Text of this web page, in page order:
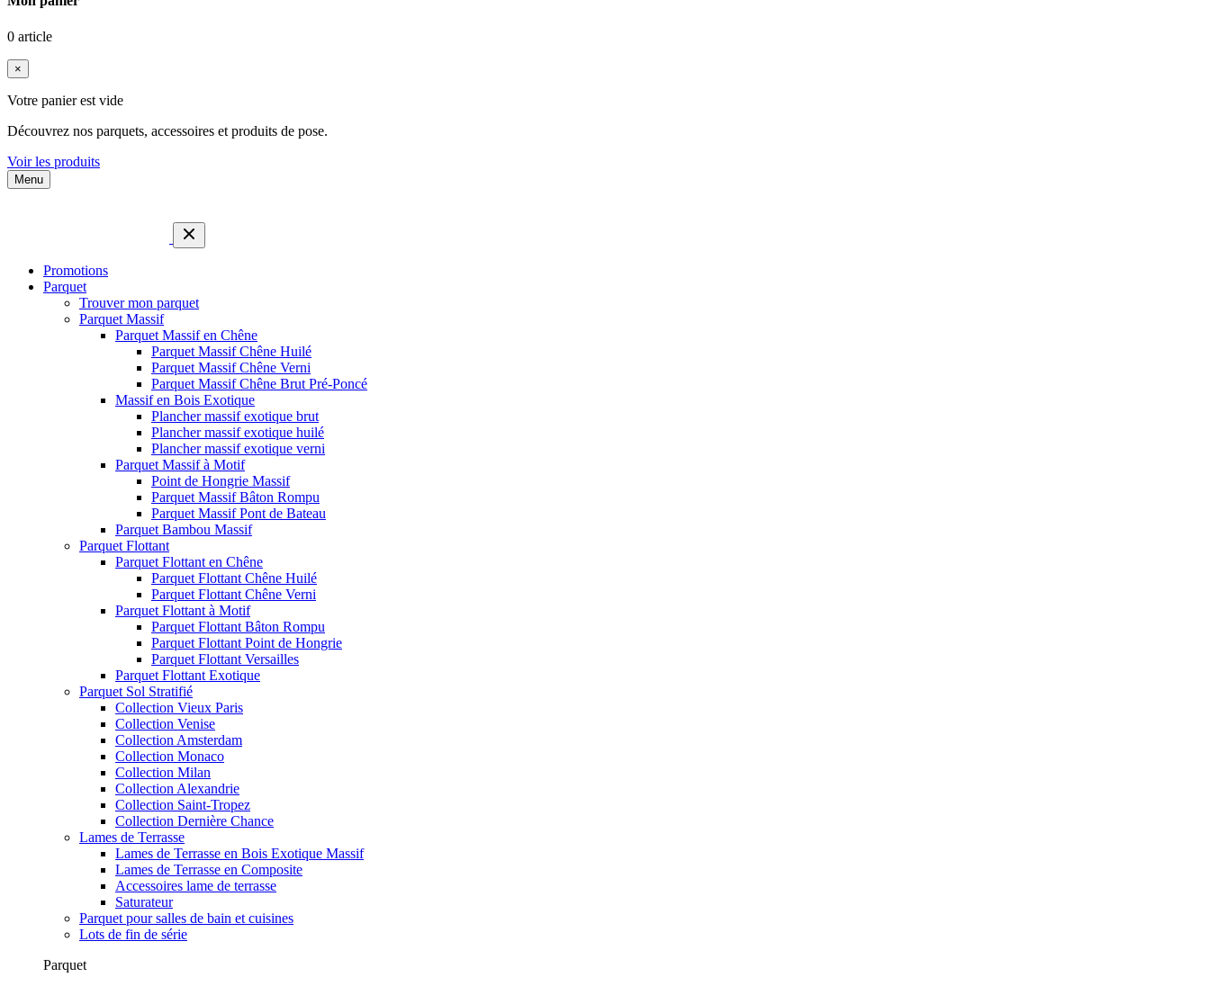
0 article
×
Votre panier est vide
Découvrez nos parquets, accessoires et produits de pose.
Voir les produits
Menu
Promotions
Parquet
Trouver mon parquet
Parquet Massif
Parquet Massif en Chêne
Parquet Massif Chêne Huilé
Parquet Massif Chêne Verni
Parquet Massif Chêne Brut Pré-Poncé
Massif en Bois Exotique
Plancher massif exotique brut
Plancher massif exotique huilé
Plancher massif exotique verni
Parquet Massif à Motif
Point de Hongrie Massif
Parquet Massif Bâton Rompu
Parquet Massif Pont de Bateau
Parquet Bambou Massif
Parquet Flottant
Parquet Flottant en Chêne
Parquet Flottant Chêne Huilé
Parquet Flottant Chêne Verni
Parquet Flottant à Motif
Parquet Flottant Bâton Rompu
Parquet Flottant Point de Hongrie
Parquet Flottant Versailles
Parquet Flottant Exotique
Parquet Sol Stratifié
Collection Vieux Paris
Collection Venise
Collection Amsterdam
Collection Monaco
Collection Milan
Collection Alexandrie
Collection Saint-Tropez
Collection Dernière Chance
Lames de Terrasse
Lames de Terrasse en Bois Exotique Massif
Lames de Terrasse en Composite
Accessoires lame de terrasse
Saturateur
Parquet pour salles de bain et cuisines
Lots de fin de série
Parquet